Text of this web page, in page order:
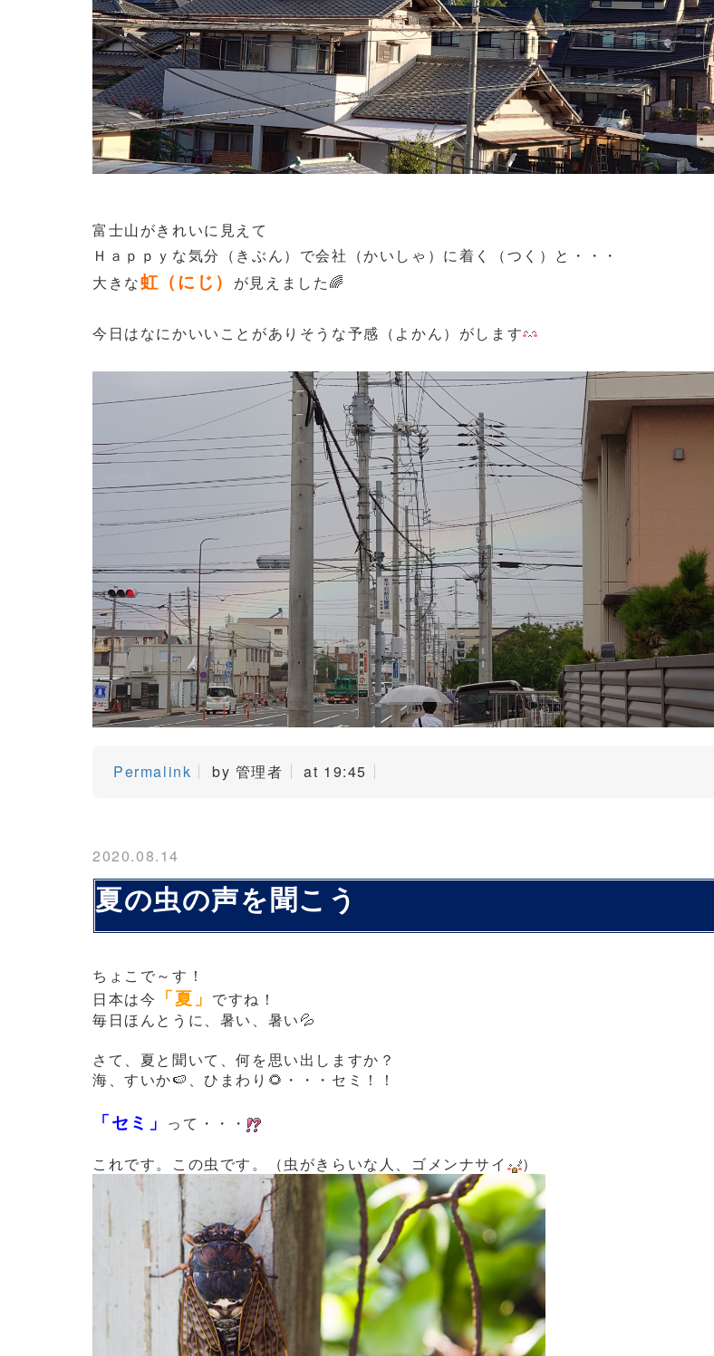
富士山がきれいに見えて
Ｈａｐｐｙな気分（きぶん）で会社（かいしゃ）に着く（つく）と・・・
大きな虹（にじ） が見えました🌈
今日はなにかいいことがありそうな予感（よかん）がします
Permalink by 管理者 at 19:45
2020.08.14
夏の虫の声を聞こう
ちょこで～す！
日本は今 「夏」 ですね！
毎日ほんとうに、暑い、暑い💦
さて、夏と聞いて、何を思い出しますか？
海、すいか🍉、ひまわり🌻・・・セミ！！
「セミ」 って・・・
これです。この虫です。（虫がきらいな人、ゴメンナサイ
）